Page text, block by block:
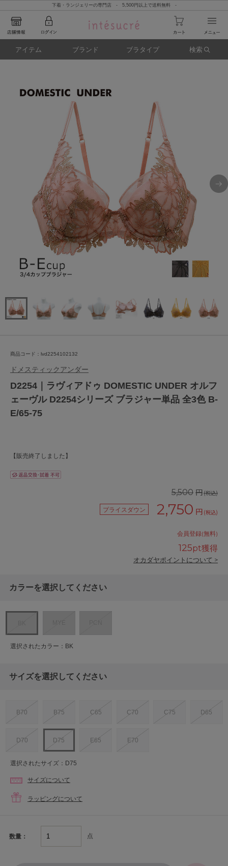
下着・ランジェリーの専門店 - 5,500円以上で送料無料 -
アイテム ブランド ブラタイプ 検索
商品コード：lvd2254102132
ドメスティックアンダー
D2254｜ラヴィアドゥ DOMESTIC UNDER オルフ
ェーヴル D2254シリーズ ブラジャー単品 全3色 B-
E/65-75
【販売終了しました】
5,500 円(税込)
プライスダウン 2,750 円 (税込)
会員登録(無料)
125pt獲得
オカダヤポイントについて >
カラーを選択してください
選択されたカラー：BK
サイズを選択してください
B70 B75 C65 C70 C75 D65
D70 D75 E65 E70
選択されたサイズ：D75
サイズについて
ラッピングについて
数量： 点